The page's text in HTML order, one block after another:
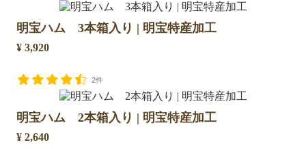
明宝ハム 3本箱入り | 明宝特産加工
¥ 3,920
2件
明宝ハム 2本箱入り | 明宝特産加工
¥ 2,640